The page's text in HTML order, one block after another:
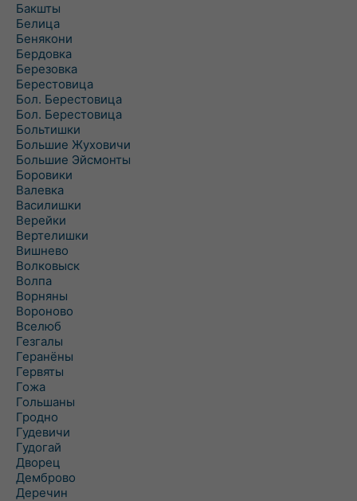
Бакшты
Белица
Бенякони
Бердовка
Березовка
Берестовица
Бол. Берестовица
Бол. Берестовица
Больтишки
Большие Жуховичи
Большие Эйсмонты
Боровики
Валевка
Василишки
Верейки
Вертелишки
Вишнево
Волковыск
Волпа
Ворняны
Вороново
Вселюб
Гезгалы
Геранёны
Гервяты
Гожа
Гольшаны
Гродно
Гудевичи
Гудогай
Дворец
Демброво
Деречин